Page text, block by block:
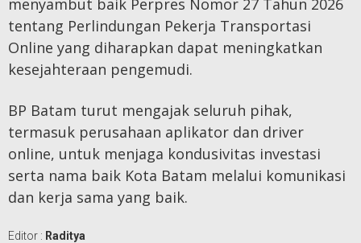
menyambut baik Perpres Nomor 27 Tahun 2026
tentang Perlindungan Pekerja Transportasi
Online yang diharapkan dapat meningkatkan
kesejahteraan pengemudi.
BP Batam turut mengajak seluruh pihak,
termasuk perusahaan aplikator dan driver
online, untuk menjaga kondusivitas investasi
serta nama baik Kota Batam melalui komunikasi
dan kerja sama yang baik.
Editor : Raditya